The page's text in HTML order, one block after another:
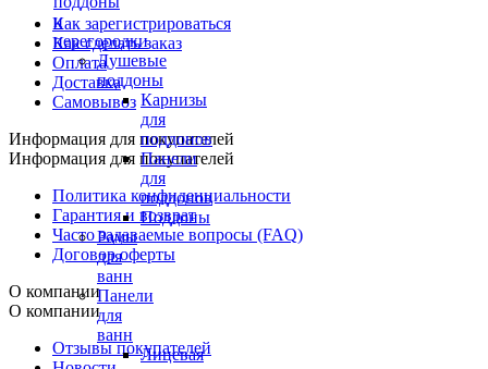
и
перегородки
Душевые
поддоны
Карнизы
для
поддонов
Панели
для
поддонов
Поддоны
Рамы
для
ванн
Панели
для
ванн
Лицевая
Как зарегистрироваться
Как сделать заказ
Оплата
Доставка
Самовывоз
Информация для покупателей
Информация для покупателей
Политика конфиденциальности
Гарантия и возврат
Часто задаваемые вопросы (FAQ)
Договор оферты
О компании
О компании
Отзывы покупателей